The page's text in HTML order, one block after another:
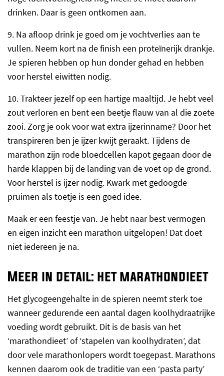
drinken. Daar is geen ontkomen aan.
9. Na afloop drink je goed om je vochtverlies aan te
vullen. Neem kort na de finish een proteïnerijk drankje.
Je spieren hebben op hun donder gehad en hebben
voor herstel eiwitten nodig.
10. Trakteer jezelf op een hartige maaltijd. Je hebt veel
zout verloren en bent een beetje flauw van al die zoete
zooi. Zorg je ook voor wat extra ijzerinname? Door het
transpireren ben je ijzer kwijt geraakt. Tijdens de
marathon zijn rode bloedcellen kapot gegaan door de
harde klappen bij de landing van de voet op de grond.
Voor herstel is ijzer nodig. Kwark met gedoogde
pruimen als toetje is een goed idee.
Maak er een feestje van. Je hebt naar best vermogen
en eigen inzicht een marathon uitgelopen! Dat doet
niet iedereen je na.
Meer in detail: het marathondieet
Het glycogeengehalte in de spieren neemt sterk toe
wanneer gedurende een aantal dagen koolhydraatrijke
voeding wordt gebruikt. Dit is de basis van het
‘marathondieet’ of ‘stapelen van koolhydraten’, dat
door vele marathonlopers wordt toegepast. Marathons
kennen daarom ook de traditie van een ‘pasta party’